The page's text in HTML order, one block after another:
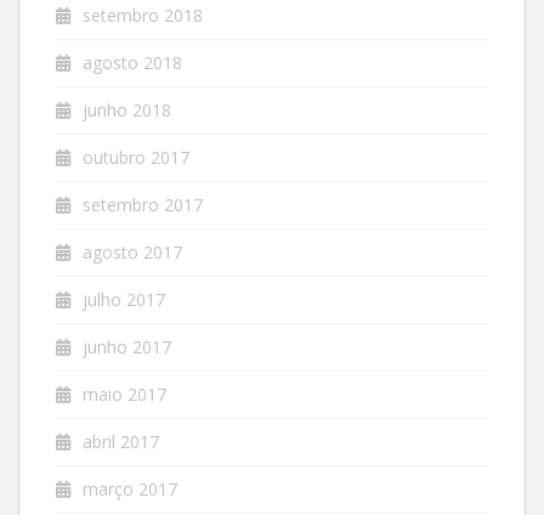
setembro 2018
agosto 2018
junho 2018
outubro 2017
setembro 2017
agosto 2017
julho 2017
junho 2017
maio 2017
abril 2017
março 2017